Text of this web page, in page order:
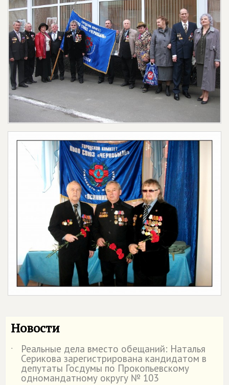
Новости
˙ Реальные дела вместо обещаний: Наталья
Серикова зарегистрирована кандидатом в
депутаты Госдумы по Прокопьевскому
одномандатному округу № 103